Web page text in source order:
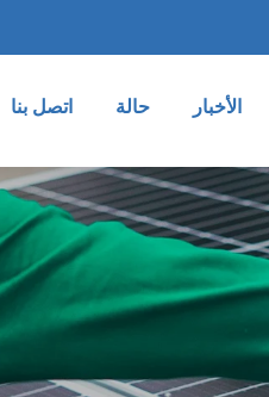
الأخبار حالة اتصل بنا